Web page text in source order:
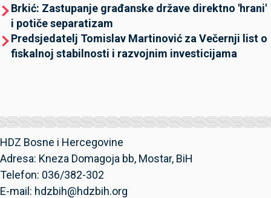
Brkić: Zastupanje građanske države direktno 'hrani'
i potiče separatizam
Predsjedatelj Tomislav Martinović za Večernji list o
fiskalnoj stabilnosti i razvojnim investicijama
HDZ Bosne i Hercegovine
Adresa: Kneza Domagoja bb, Mostar, BiH
Telefon: 036/382-302
E-mail: hdzbih@hdzbih.org